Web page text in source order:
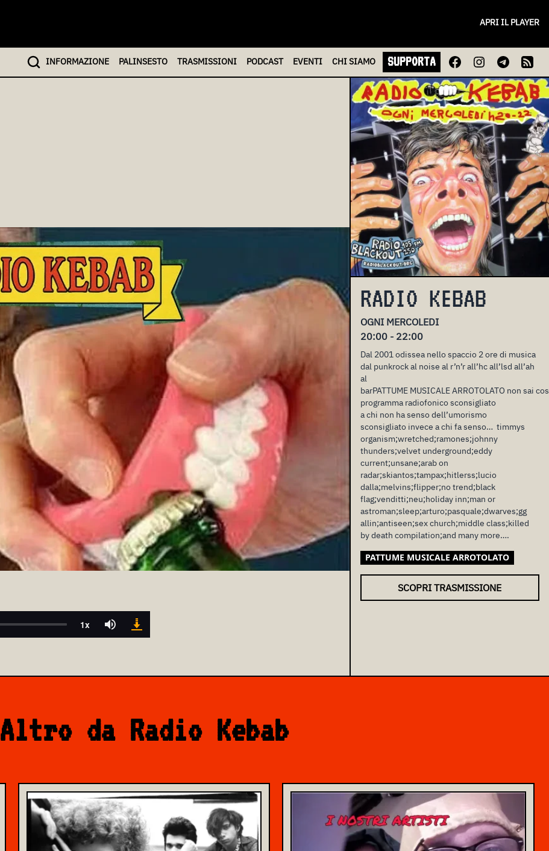
APRI IL PLAYER
INFORMAZIONE PALINSESTO TRASMISSIONI PODCAST EVENTI CHISIAMO SUPPORTA
RADIO KEBAB
OGNI MERCOLEDI
20:00 - 22:00
Dal 2001 odissea nello spaccio 2 ore di musica
dal punkrock al noise al r’n’r all’hc all’lsd all’ah
al
barPATTUME MUSICALE ARROTOLATO non
programma radiofonico sconsigliato
a chi non ha senso dell’umorismo
sconsigliato invece a chi fa senso… timmys
organism;wretched;ramones;johnny
thunders;velvet underground;eddy
current;unsane;arab on
radar;skiantos;tampax;hitlerss;lucio
dalla;melvins;flipper;no trend;black
flag;venditti;neu;holiday inn;man or
astroman;sleep;arturo;pasquale;dwarves;gg
allin;antiseen;sex church;middle class;killed
by death compilation;and many more….
PATTUME MUSICALE ARROTOLATO
SCOPRI TRASMISSIONE
Altro da Radio Kebab